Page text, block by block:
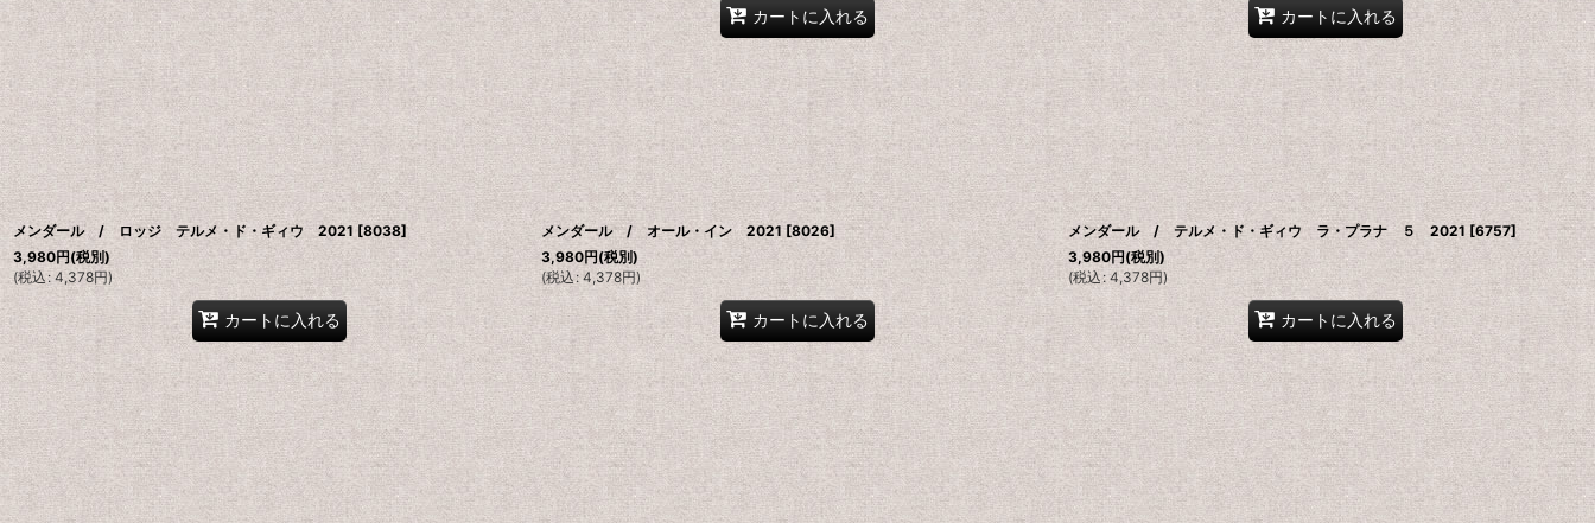
カートに入れる カートに入れる
メンダール / ロッジ テルメ・ド・ギィウ 2021 [8038]
3,980円(税別)
(税込: 4,378円)
カートに入れる
メンダール / オール・イン 2021 [8026]
3,980円(税別)
(税込 : 4,378円)
カートに入れる
メンダール / テルメ・ド・ギィウ ラ・プラナ ５ 2021 [6757]
3,980円(税別)
(税込: 4,378円)
カートに入れる